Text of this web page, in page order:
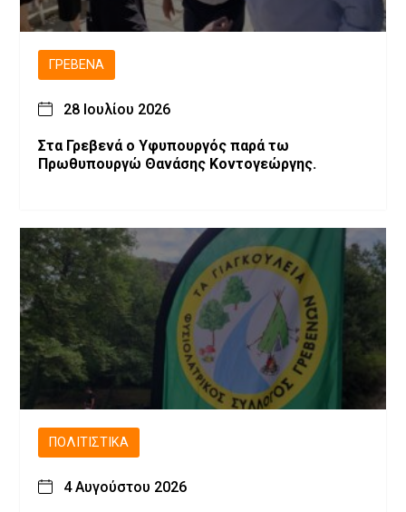
ΓΡΕΒΕΝΆ
28 Ιουλίου 2026
Στα Γρεβενά ο Υφυπουργός παρά τω
Πρωθυπουργώ Θανάσης Κοντογεώργης.
ΠΟΛΙΤΙΣΤΙΚΆ
4 Αυγούστου 2026